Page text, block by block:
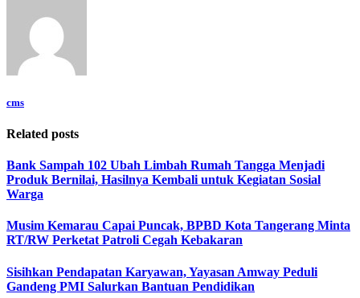
cms
Related posts
Bank Sampah 102 Ubah Limbah Rumah Tangga Menjadi
Produk Bernilai, Hasilnya Kembali untuk Kegiatan Sosial
Warga
Musim Kemarau Capai Puncak, BPBD Kota Tangerang Minta
RT/RW Perketat Patroli Cegah Kebakaran
Sisihkan Pendapatan Karyawan, Yayasan Amway Peduli
Gandeng PMI Salurkan Bantuan Pendidikan